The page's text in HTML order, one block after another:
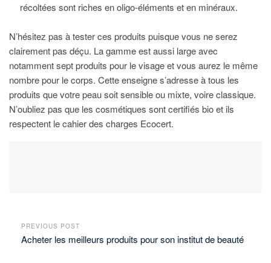
récoltées sont riches en oligo-éléments et en minéraux.
N’hésitez pas à tester ces produits puisque vous ne serez
clairement pas déçu. La gamme est aussi large avec
notamment sept produits pour le visage et vous aurez le même
nombre pour le corps. Cette enseigne s’adresse à tous les
produits que votre peau soit sensible ou mixte, voire classique.
N’oubliez pas que les cosmétiques sont certifiés bio et ils
respectent le cahier des charges Ecocert.
PREVIOUS POST
Acheter les meilleurs produits pour son institut de beauté